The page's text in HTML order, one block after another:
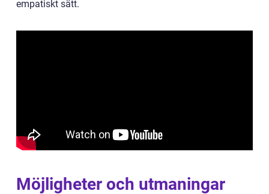
empatiskt sätt.
Möjligheter och utmaningar